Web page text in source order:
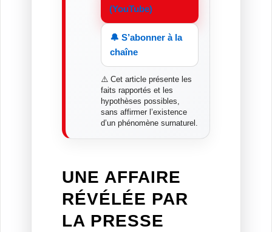
(YouTube)
🔔 S’abonner à la
chaîne
⚠️ Cet article présente les
faits rapportés et les
hypothèses possibles,
sans affirmer l’existence
d’un phénomène surnaturel.
UNE AFFAIRE
RÉVÉLÉE PAR
LA PRESSE